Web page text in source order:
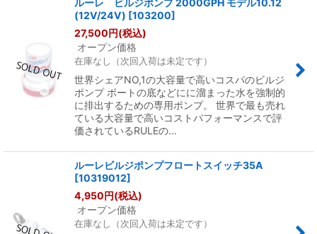
ルーレ ビルジポンプ 2000GPH モデル10.12
(12V/24V) [103200]
27,500円(税込)
オープン価格
在庫なし（次回入荷は未定です）
世界シェアNO,1の大容量で高いコスパのビルジ
ポンプ ボートの底などにに溜まった水を強制的
に排出するための専用ポンプ。 世界で最も売れ
ている大容量で高いコストパフォーマンスで評
価されているRULEの…
ルーレビルジポンプフロートスイッチ35A
[10319012]
4,950円(税込)
オープン価格
在庫なし（次回入荷は未定です）